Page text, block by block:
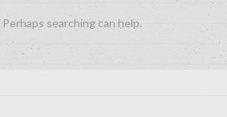
searching can help.